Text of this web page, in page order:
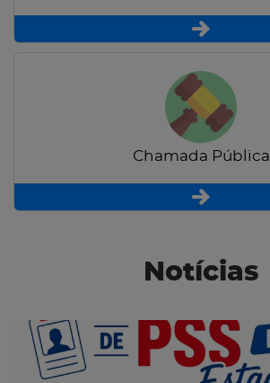
Chamada Pública
Notícias